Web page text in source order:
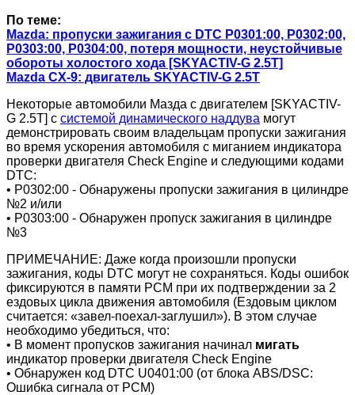
По теме:
Mazda: пропуски зажигания с DTC P0301:00, P0302:00,
P0303:00, P0304:00, потеря мощности, неустойчивые
обороты холостого хода [SKYACTIV-G 2.5T]
Mazda CX-9: двигатель SKYACTIV-G 2.5Т
Некоторые автомобили Мазда с двигателем [SKYACTIV-
G 2.5T] с системой динамического наддува могут
демонстрировать своим владельцам пропуски зажигания
во время ускорения автомобиля с миганием индикатора
проверки двигателя Check Engine и следующими кодами
DTC:
• P0302:00 - Обнаружены пропуски зажигания в цилиндре
№2 и/или
• P0303:00 - Обнаружен пропуск зажигания в цилиндре
№3
ПРИМЕЧАНИЕ: Даже когда произошли пропуски
зажигания, коды DTC могут не сохраняться. Коды ошибок
фиксируются в памяти РСМ при их подтверждении за 2
ездовых цикла движения автомобиля (Ездовым циклом
считается: «завел-поехал-заглушил»). В этом случае
необходимо убедиться, что:
• В момент пропусков зажигания начинал мигать
индикатор проверки двигателя Check Engine
• Обнаружен код DTC U0401:00 (от блока ABS/DSC:
Ошибка сигнала от PCM)